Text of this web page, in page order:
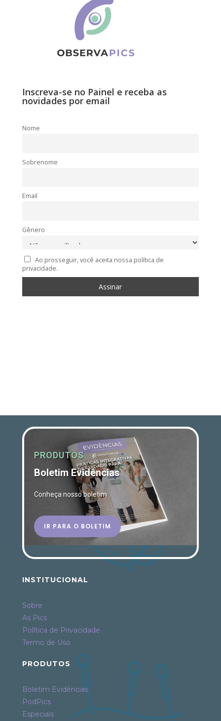
Inscreva-se no Painel e receba as
novidades por email
Nome
Sobrenome
Email
Gênero
Ao prosseguir, você aceita nossa política de
privacidade.
PRODUTOS
Boletim Evidências
Conheça nosso boletim
IR PARA O BOLETIM
INSTITUCIONAL
Sobre
As Pics
Política de Privacidade
Termo de Uso
PRODUTOS
Boletim Evidências
PodPics
Especiais